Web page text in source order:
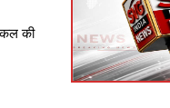
की